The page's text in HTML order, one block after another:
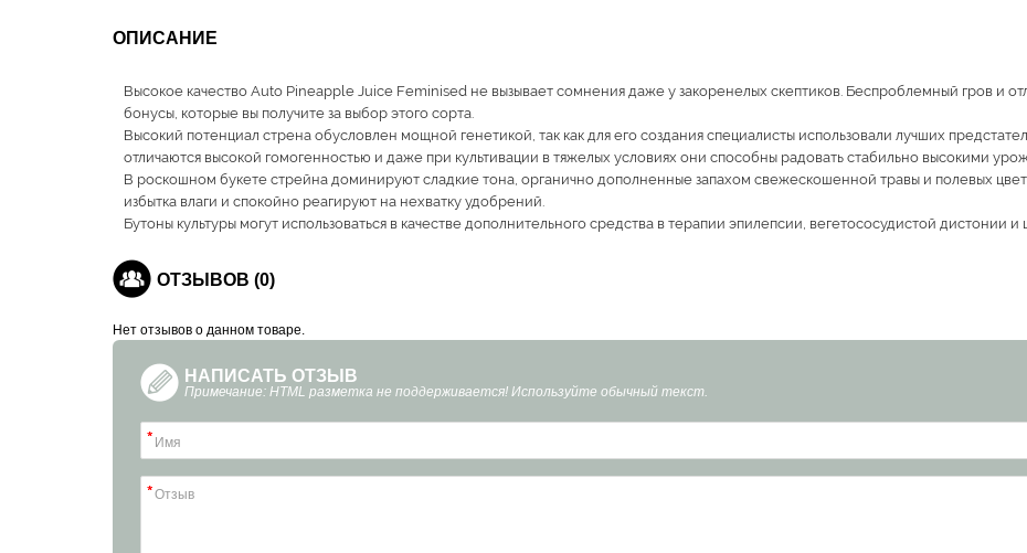
ОПИСАНИЕ
Высокое качество Auto Pineapple Juice Feminised не вызывает сомнения даже у закоренелых скептиков. Беспроблемный гров и
бонусы, которые вы получите за выбор этого сорта.
Высокий потенциал стрена обусловлен мощной генетикой, так как для его создания специалисты использовали лучших
отличаются высокой гомогенностью и даже при культивации в тяжелых условиях они способны радовать стабильно высокими
В роскошном букете стрейна доминируют сладкие тона, органично дополненные запахом свежескошенной травы и полевых
избытка влаги и спокойно реагируют на нехватку удобрений.
Бутоны культуры могут использоваться в качестве дополнительного средства в терапии эпилепсии, вегетососудистой дистонии
ОТЗЫВОВ (0)
Нет отзывов о данном товаре.
НАПИСАТЬ ОТЗЫВ
Примечание: HTML разметка не поддерживается! Используйте обычный текст.